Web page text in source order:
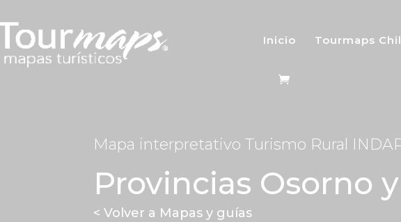
Inicio Tourmaps
Mapa interpretativo Turismo Rural
Provincias Osorno
< Volver a Mapas y guías